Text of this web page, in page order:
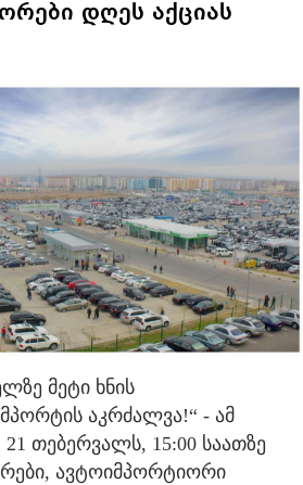
დღეს აქციას
მეტი ხნის
აკრძალვა!“ - ამ
თებერვალს, 15:00 საათზე
ავტოიმპორტიორი